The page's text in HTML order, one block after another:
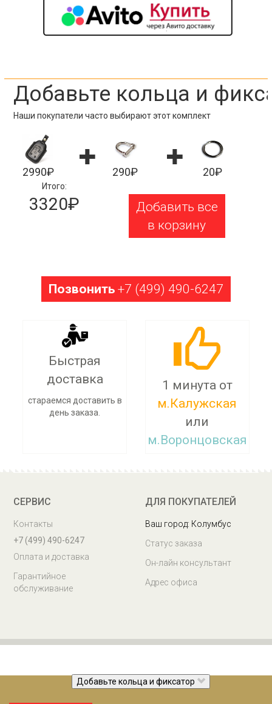
Добавьте кольца и
Наши покупатели часто выбирают этот комплект
2990₽ 290₽ 20₽
Итого:
3320₽
Добавить все
в корзину
Добавьте кольца и фиксатор
Позвонить +7 (499) 490-6247
Быстрая
доставка
стараемся доставить в
день заказа.
1 минута от
м.Калужская
или
м.Воронцовская
СЕРВИС
Контакты
+7 (499) 490-6247
Оплата и доставка
Гарантийное
обслуживание
ДЛЯ ПОКУПАТЕЛЕЙ
Ваш город: Колумбус
Статус заказа
Он-лайн консультант
Адрес офиса